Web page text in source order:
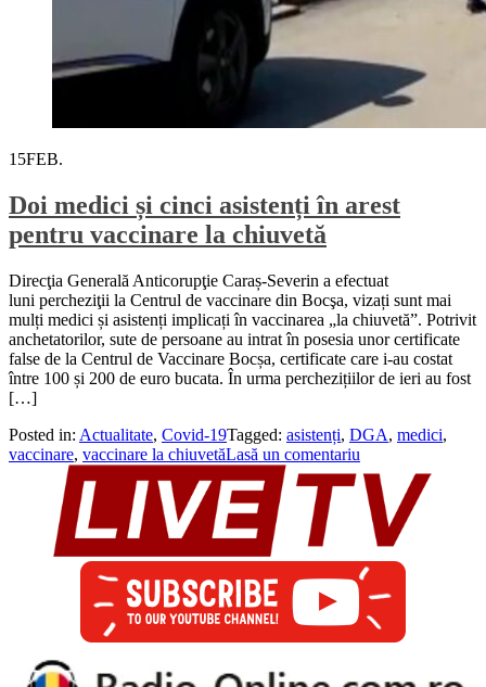
15FEB.
Doi medici și cinci asistenți în arest
pentru vaccinare la chiuvetă
Direcţia Generală Anticorupţie Caraș-Severin a efectuat
luni percheziţii la Centrul de vaccinare din Bocşa, vizați sunt mai
mulți medici și asistenți implicați în vaccinarea „la chiuvetă”. Potrivit
anchetatorilor, sute de persoane au intrat în posesia unor certificate
false de la Centrul de Vaccinare Bocșa, certificate care i-au costat
între 100 și 200 de euro bucata. În urma perchezițiilor de ieri au fost
[…]
Posted in: Actualitate, Covid-19Tagged: asistenți, DGA, medici,
vaccinare, vaccinare la chiuvetăLasă un comentariu